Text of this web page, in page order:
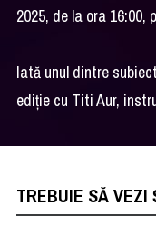
2025, de la ora 16:00,
Iată unul dintre
ediţie cu Titi Aur,
TREBUIE SĂ VEZI